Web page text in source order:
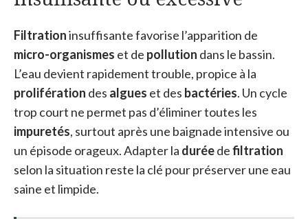
Filtrationinsuffisante favorise l’apparition de
micro-organismes et de pollution dans le bassin.
L’eau devient rapidement trouble, propice à la
prolifération des algues et des bactéries. Un cycle
trop court ne permet pas d’éliminer toutes les
impuretés, surtout après une baignade intensive ou
un épisode orageux. Adapter la duréedefiltration
selon la situation reste la clé pour préserver une eau
saine et limpide.